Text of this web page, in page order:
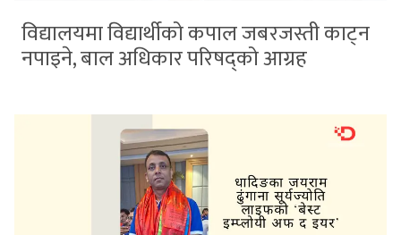
विद्यालयमा विद्यार्थीको कपाल जबरजस्ती काट्न
नपाइने, बाल अधिकार परिषद्को आग्रह